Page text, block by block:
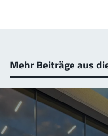
Mehr Beiträge aus